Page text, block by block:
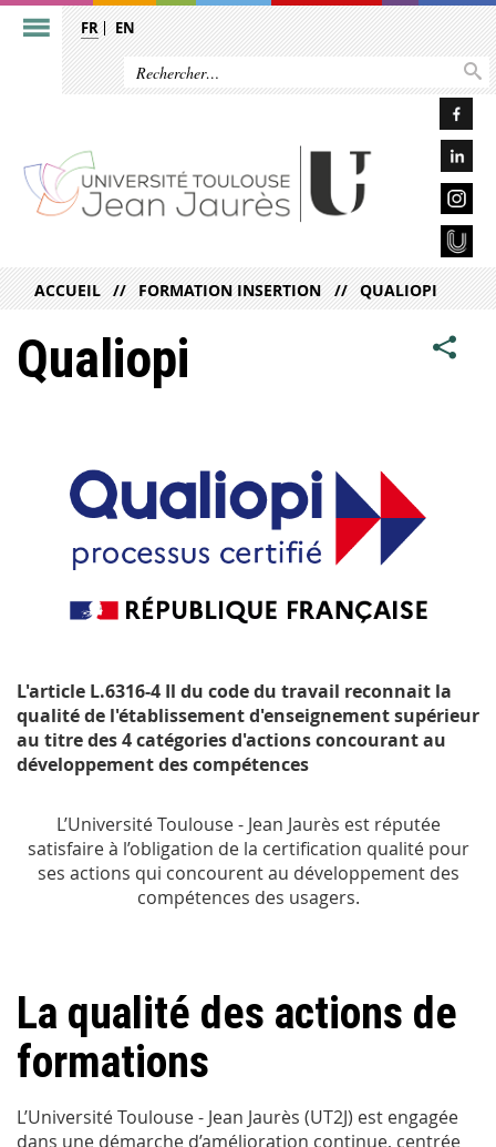
FR EN
ACCUEIL FORMATION INSERTION QUALIOPI
Qualiopi
L'article L.6316-4 Il du code du travail reconnait la
qualité de l'établissement d'enseignement supérieur
au titre des 4 catégories d'actions concourant au
développement des compétences
L’Université Toulouse - Jean Jaurès est réputée
satisfaire à l’obligation de la certification qualité pour
ses actions qui concourent au développement des
compétences des usagers.
La qualité des actions de
formations
L’Université Toulouse - Jean Jaurès (UT2J) est engagée
dans une démarche d’amélioration continue, centrée